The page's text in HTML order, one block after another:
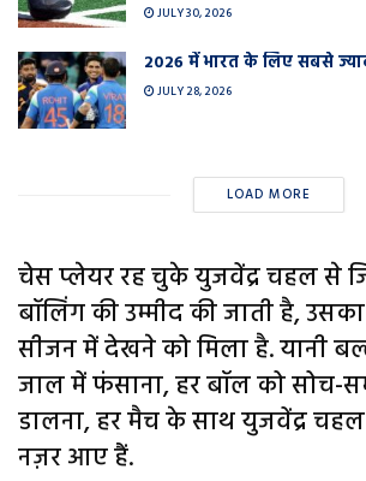
JULY 30, 2026
2026 में भारत के लिए सबसे
JULY 28, 2026
LOAD MORE
चेस प्लेयर रह चुके युजवेंद्र चहल से
बॉलिंग की उम्मीद की जाती है,
सीजन में देखने को मिला है. यानी
जाल में फंसाना, हर बॉल को सोच-
डालना, हर मैच के साथ युजवेंद्र
नज़र आए हैं.